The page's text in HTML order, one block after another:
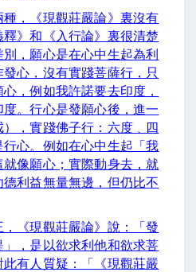
，《現觀莊嚴論》裏沒有
》和《入行論》裏很清楚
，願心是在心中生起為利
心，沒有實踐菩薩行，只
，例如我許諾要去印度，
。行心是發願心後，進一
，實踐佛子行：六度﹑四
心。例如在心中生起「我
像願心；實際動身去，就
利益無量無邊，但仍比不
《現觀莊嚴論》說：「發
，是以欲求利他和欲求菩
有人質疑：「《現觀莊嚴